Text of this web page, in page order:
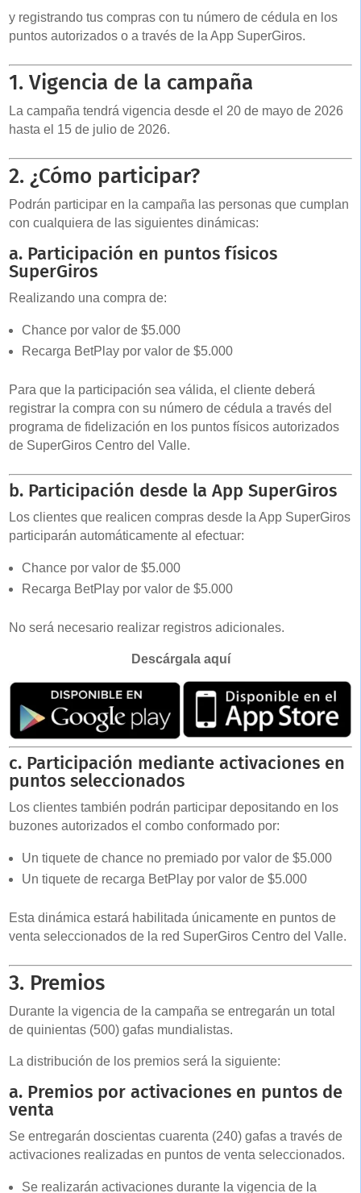
y registrando tus compras con tu número de cédula en los
puntos autorizados o a través de la App SuperGiros.
1. Vigencia de la campaña
La campaña tendrá vigencia desde el 20 de mayo de 2026
hasta el 15 de julio de 2026.
2. ¿Cómo participar?
Podrán participar en la campaña las personas que cumplan
con cualquiera de las siguientes dinámicas:
a. Participación en puntos físicos
SuperGiros
Realizando una compra de:
Chance por valor de $5.000
Recarga BetPlay por valor de $5.000
Para que la participación sea válida, el cliente deberá
registrar la compra con su número de cédula a través del
programa de fidelización en los puntos físicos autorizados
de SuperGiros Centro del Valle.
b. Participación desde la App SuperGiros
Los clientes que realicen compras desde la App SuperGiros
participarán automáticamente al efectuar:
Chance por valor de $5.000
Recarga BetPlay por valor de $5.000
No será necesario realizar registros adicionales.
Descárgala aquí
c. Participación mediante activaciones en
puntos seleccionados
Los clientes también podrán participar depositando en los
buzones autorizados el combo conformado por:
Un tiquete de chance no premiado por valor de $5.000
Un tiquete de recarga BetPlay por valor de $5.000
Esta dinámica estará habilitada únicamente en puntos de
venta seleccionados de la red SuperGiros Centro del Valle.
3. Premios
Durante la vigencia de la campaña se entregarán un total
de quinientas (500) gafas mundialistas.
La distribución de los premios será la siguiente:
a. Premios por activaciones en puntos de
venta
Se entregarán doscientas cuarenta (240) gafas a través de
activaciones realizadas en puntos de venta seleccionados.
Se realizarán activaciones durante la vigencia de la